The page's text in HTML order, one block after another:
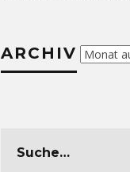
ARCHIV Archiv